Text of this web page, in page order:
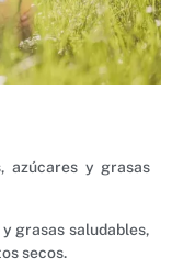
azúcares y grasas
grasas saludables,
secos.